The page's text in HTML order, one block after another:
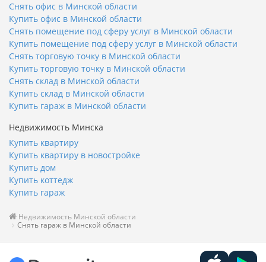
Снять офис в Минской области
Купить офис в Минской области
Снять помещение под сферу услуг в Минской области
Купить помещение под сферу услуг в Минской области
Снять торговую точку в Минской области
Купить торговую точку в Минской области
Снять склад в Минской области
Купить склад в Минской области
Купить гараж в Минской области
Недвижимость Минска
Купить квартиру
Купить квартиру в новостройке
Купить дом
Купить коттедж
Купить гараж
Недвижимость Минской области
Снять гараж в Минской области